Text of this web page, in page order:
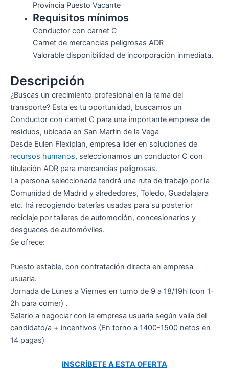
Provincia Puesto Vacante
Requisitos mínimos
Conductor con carnet C
Carnet de mercancias peligrosas ADR
Valorable disponibilidad de incorporación inmediata.
Descripción
¿Buscas un crecimiento profesional en la rama del
transporte? Esta es tu oportunidad, buscamos un
Conductor con carnet C para una importante empresa de
residuos, ubicada en San Martin de la Vega
Desde Eulen Flexiplan, empresa lider en soluciones de
recursos humanos, seleccionamos un conductor C con
titulación ADR para mercancias peligrosas.
La persona seleccionada tendrá una ruta de trabajo por la
Comunidad de Madrid y alrededores, Toledo, Guadalajara
etc. Irá recogiendo baterías usadas para su posterior
reciclaje por talleres de automoción, concesionarios y
desguaces de automóviles.
Se ofrece:
Puesto estable, con contratación directa en empresa
usuaria.
Jornada de Lunes a Viernes en turno de 9 a 18/19h (con 1-
2h para comer) .
Salario a negociar con la empresa usuaria según valía del
candidato/a + incentivos (En torno a 1400-1500 netos en
14 pagas)
INSCRÍBETE A ESTA OFERTA